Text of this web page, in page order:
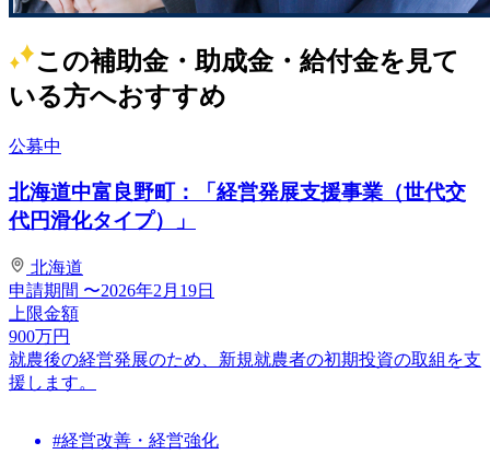
この補助金・助成金・給付金を見て
いる方へおすすめ
公募中
北海道中富良野町：「経営発展支援事業（世代交
代円滑化タイプ）」
北海道
申請期間 〜2026年2月19日
上限金額
900万円
就農後の経営発展のため、新規就農者の初期投資の取組を支
援します。
#経営改善・経営強化